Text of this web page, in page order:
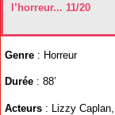
l’horreur... 11/20
Genre : Horreur
Durée : 88’
Acteurs : Lizzy